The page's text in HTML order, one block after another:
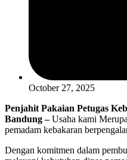
October 27, 2025
Penjahit Pakaian Petugas
Bandung –Usaha kami
pemadam kebakaran
Dengan komitmen dalam